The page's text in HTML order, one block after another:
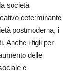
società
determinante
postmoderna, i
Anche i figli per
delle
e